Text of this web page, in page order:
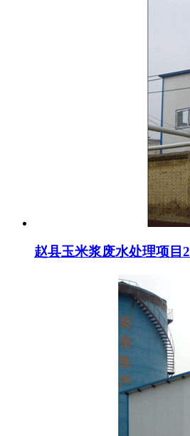
赵县玉米浆废水处理项目2